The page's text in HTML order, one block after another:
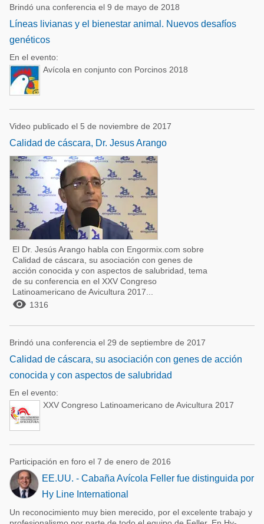
Brindó una conferencia el 9 de mayo de 2018
Líneas livianas y el bienestar animal. Nuevos desafíos
genéticos
En el evento:
Avícola en conjunto con Porcinos 2018
Video publicado el 5 de noviembre de 2017
Calidad de cáscara, Dr. Jesus Arango
El Dr. Jesús Arango habla con Engormix.com sobre
Calidad de cáscara, su asociación con genes de
acción conocida y con aspectos de salubridad, tema
de su conferencia en el XXV Congreso
Latinoamericano de Avicultura 2017...
 1316
Brindó una conferencia el 29 de septiembre de 2017
Calidad de cáscara, su asociación con genes de acción
conocida y con aspectos de salubridad
En el evento:
XXV Congreso Latinoamericano de Avicultura 2017
Participación en foro el 7 de enero de 2016
EE.UU. - Cabaña Avícola Feller fue distinguida por
Hy Line International
Un reconocimiento muy bien merecido, por el excelente trabajo y